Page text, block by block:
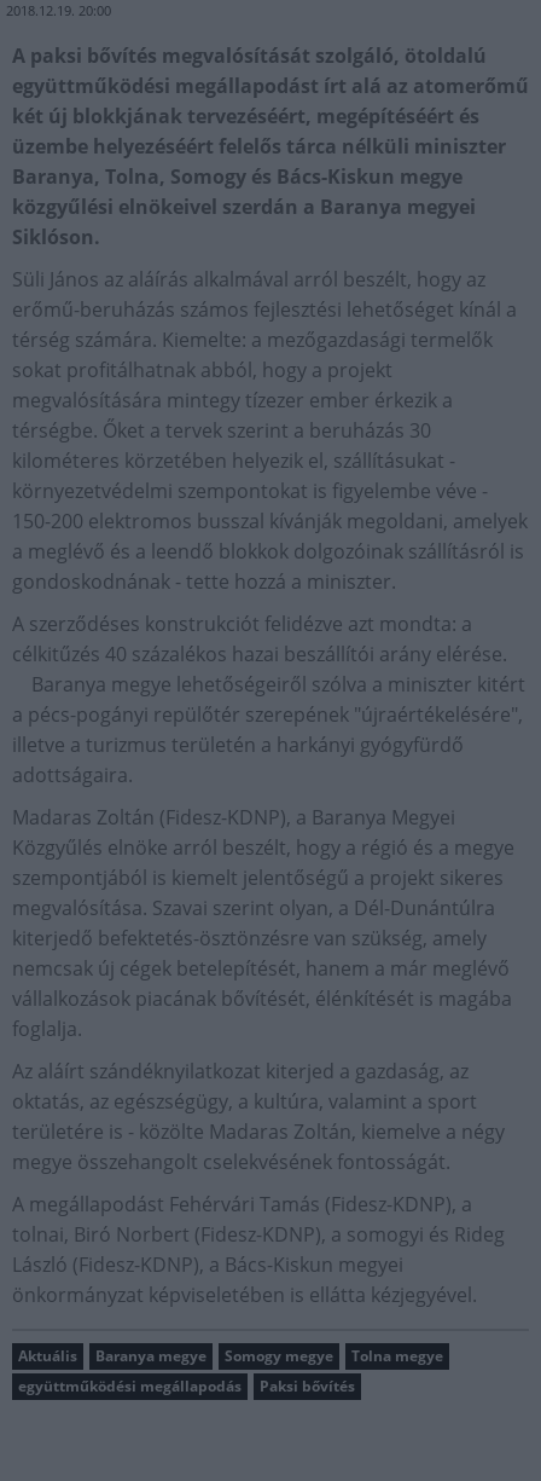
2018.12.19. 20:00
A paksi bővítés megvalósítását szolgáló, ötoldalú
együttműködési megállapodást írt alá az atomerőmű
két új blokkjának tervezéséért, megépítéséért és
üzembe helyezéséért felelős tárca nélküli miniszter
Baranya, Tolna, Somogy és Bács-Kiskun megye
közgyűlési elnökeivel szerdán a Baranya megyei
Siklóson.
Süli János az aláírás alkalmával arról beszélt, hogy az
erőmű-beruházás számos fejlesztési lehetőséget kínál a
térség számára. Kiemelte: a mezőgazdasági termelők
sokat profitálhatnak abból, hogy a projekt
megvalósítására mintegy tízezer ember érkezik a
térségbe. Őket a tervek szerint a beruházás 30
kilométeres körzetében helyezik el, szállításukat -
környezetvédelmi szempontokat is figyelembe véve -
150-200 elektromos busszal kívánják megoldani, amelyek
a meglévő és a leendő blokkok dolgozóinak szállításról is
gondoskodnának - tette hozzá a miniszter.
A szerződéses konstrukciót felidézve azt mondta: a
célkitűzés 40 százalékos hazai beszállítói arány elérése.
Baranya megye lehetőségeiről szólva a miniszter kitért
a pécs-pogányi repülőtér szerepének "újraértékelésére",
illetve a turizmus területén a harkányi gyógyfürdő
adottságaira.
Madaras Zoltán (Fidesz-KDNP), a Baranya Megyei
Közgyűlés elnöke arról beszélt, hogy a régió és a megye
szempontjából is kiemelt jelentőségű a projekt sikeres
megvalósítása. Szavai szerint olyan, a Dél-Dunántúlra
kiterjedő befektetés-ösztönzésre van szükség, amely
nemcsak új cégek betelepítését, hanem a már meglévő
vállalkozások piacának bővítését, élénkítését is magába
foglalja.
Az aláírt szándéknyilatkozat kiterjed a gazdaság, az
oktatás, az egészségügy, a kultúra, valamint a sport
területére is - közölte Madaras Zoltán, kiemelve a négy
megye összehangolt cselekvésének fontosságát.
A megállapodást Fehérvári Tamás (Fidesz-KDNP), a
tolnai, Biró Norbert (Fidesz-KDNP), a somogyi és Rideg
László (Fidesz-KDNP), a Bács-Kiskun megyei
önkormányzat képviseletében is ellátta kézjegyével.
Aktuális Baranya megye Somogy megye
Tolna megye
együttműködési megállapodás
Paksi bővítés